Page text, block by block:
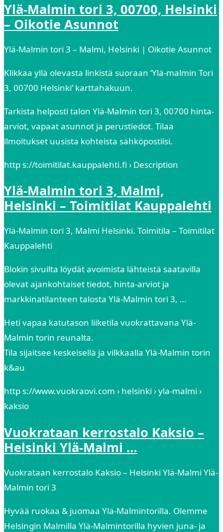
Ylä-Malmin tori 3, 00700, Helsinki
– Oikotie Asunnot
Ylä-Malmin tori 3 – Malmi, Helsinki | Oikotie Asunnot
Klikkaa yllä olevasta linkistä suoraan ‘Ylä-malmin Tori
3, 00700 Helsinki’ karttahakuun.
Tarkista helposti talon Ylä-Malmin tori 3, 00700 hinta-
arviot, vapaat asunnot ja perustiedot. Tilaa
ilmoitukset uusista kohteista sähköpostiisi.
http s://toimitilat.kauppalehti.fi › Description
Ylä-Malmin tori 3, Malmi,
Helsinki – Toimitilat Kauppalehti
Ylä-Malmin tori 3, Malmi Helsinki. Toimitila – Toimitilat
Kauppalehti
Blokin sivuilta löydät avoimista lähteistä saatavilla
olevat ajankohtaiset tiedot, hinta-arviot ja
markkinatilanteen talosta Ylä-Malmin tori 3, …
Heti vapaa katutason liiketila vuokrattavana Ylä-
Malmin torin reunalta.
Tila sijaitsee keskeisellä ja vilkkaalla Ylä-Malmin torin
k&au
http s://www.vuokraovi.com › helsinki › yla-malmi ›
kaksio
Vuokrataan kerrostalo Kaksio –
Helsinki Ylä-Malmi …
Vuokrataan kerrostalo Kaksio – Helsinki Ylä-Malmi Ylä-
Malmin tori 3
Hyvää ruokaa & juomaa Ylä-Malmintorilla. Olemme
Helsingin Malmilla Ylä-Malmintorilla hyvien juna- ja